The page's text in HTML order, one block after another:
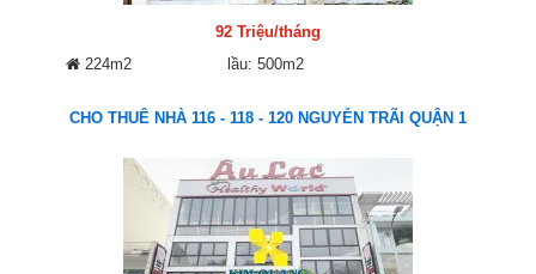
92 Triệu/tháng
224m2
lầu: 500m2
CHO THUÊ NHÀ 116 - 118 - 120 NGUYỄN TRÃI QUẬN 1